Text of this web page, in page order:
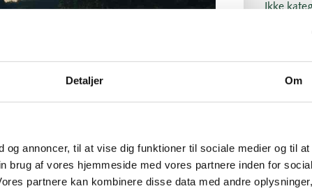
Detaljer Om
annoncer, til at vise dig funktioner til sociale medier og til
brug af vores hjemmeside med vores partnere inden for
partnere kan kombinere disse data med andre
Ikke
Klubben
Klubblad
Old Boys